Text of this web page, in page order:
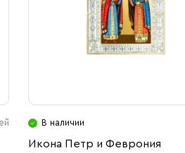
В наличии
Икона Петр и Феврония